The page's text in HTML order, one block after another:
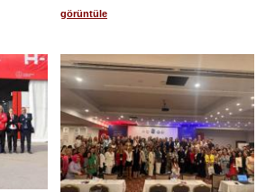
görüntüle